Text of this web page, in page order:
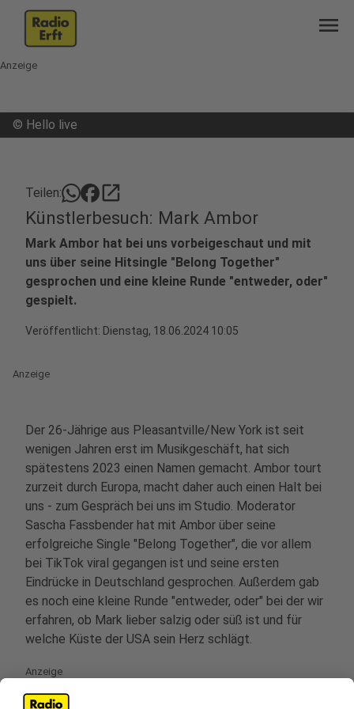
menu
Anzeige
© Hello live
Teilen: open_in_new
Künstlerbesuch: Mark Ambor
Mark Ambor hat bei uns vorbeigeschaut und mit
uns über seine Hitsingle "Belong Together"
gesprochen und eine kleine Runde "entweder, oder"
gespielt.
Veröffentlicht: Dienstag, 18.06.2024 10:05
Anzeige
Der 26-Jährige aus Pleasantville/New York ist seit
wenigen Jahren erst im Musikgeschäft, hat sich
spätestens 2023 einen Namen gemacht. Ambor tourt
zurzeit durch Europa, macht daher auch einen Halt bei
uns - zum Gespräch bei uns im Studio. Moderator
Sascha Fassbender hat mit Ambor über seine
erfolgreiche Single "Belong Together", die vor allem
bei TikTok viral gegangen ist und seine ersten
Eindrücke in Deutschland gesprochen. Außerdem gab
es noch eine kleine Runde "entweder, oder" bei der wir
erfahren, ob Mark lieber salzig oder süß ist und für
welche Küste der USA sein Herz schlägt.
Anzeige